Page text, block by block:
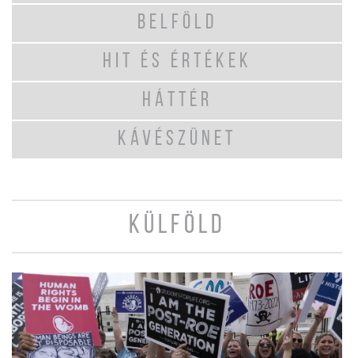
BELFÖLD
HIT ÉS ÉRTÉKEK
HÁTTÉR
KÁVÉSZÜNET
KÜLFÖLD